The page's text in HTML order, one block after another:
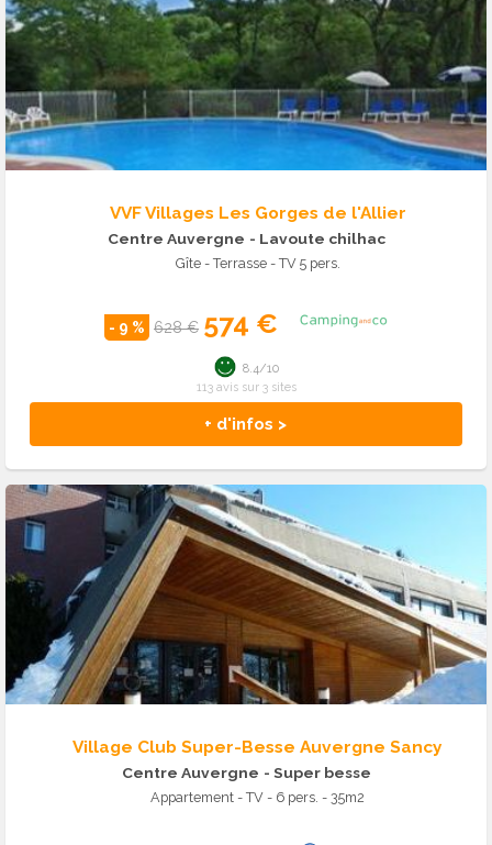
VVF Villages Les Gorges de l'Allier
Centre Auvergne - Lavoute chilhac
Gîte - Terrasse - TV 5 pers.
- 9 % 628 € 574 €
+ d'infos >
8.4/10
113 avis sur 3 sites
Village Club Super-Besse Auvergne Sancy
Centre Auvergne - Super besse
Appartement - TV - 6 pers. - 35m2